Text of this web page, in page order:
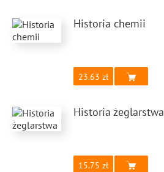
Historia chemii
23.63
Historia żeglarstwa
15.75